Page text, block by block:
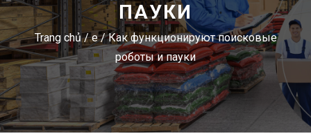
ПАУКИ
Trang chủ/e/Как функционируют поисковые
роботы и пауки